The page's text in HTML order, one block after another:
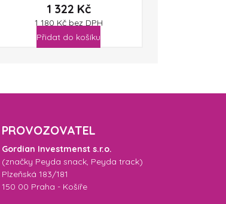
1 322 Kč
1 180 Kč bez DPH
Přidat do košíku
PROVOZOVATEL
Gordian Investmenst s.r.o.
(značky Peyda snack Peyda track)
Plzeňská 183/181
150 00 Praha - Košíře